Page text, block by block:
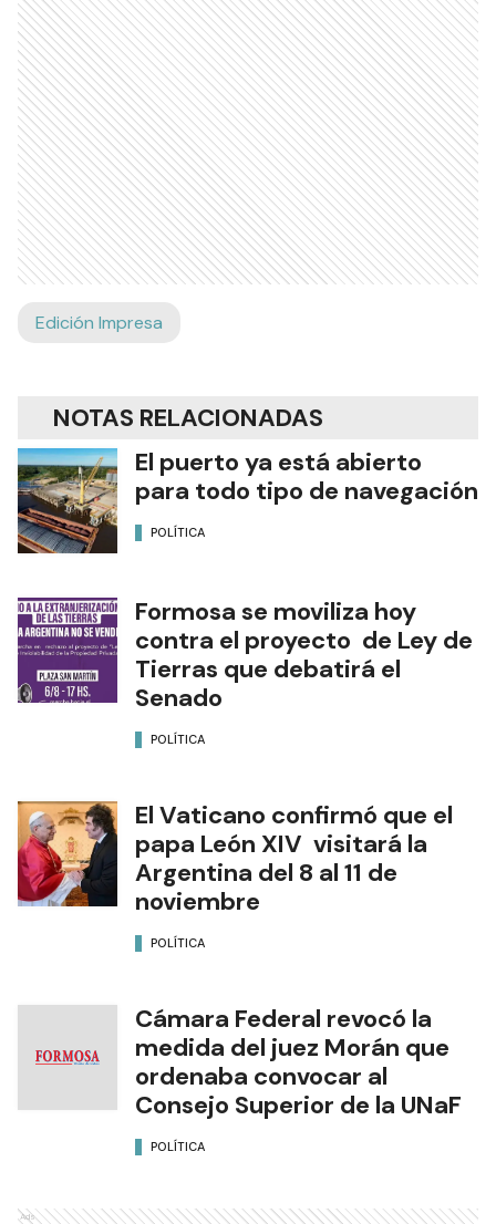
Edición Impresa
NOTAS RELACIONADAS
El puerto ya está abierto
para todo tipo de navegación
POLÍTICA
Formosa se moviliza hoy
contra el proyecto de Ley de
Tierras que debatirá el
Senado
POLÍTICA
El Vaticano confirmó que el
papa León XIV visitará la
Argentina del 8 al 11 de
noviembre
POLÍTICA
Cámara Federal revocó la
medida del juez Morán que
ordenaba convocar al
Consejo Superior de la UNaF
POLÍTICA
Ads